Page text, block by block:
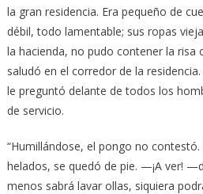
la gran residencia. Era pequeño de
débil, todo lamentable; sus ropas
la hacienda, no pudo contener la risa
saludó en el corredor de la
le preguntó delante de todos los
de servicio.
“Humillándose, el pongo no
helados, se quedó de pie. —¡A ver!
menos sabrá lavar ollas, siquiera